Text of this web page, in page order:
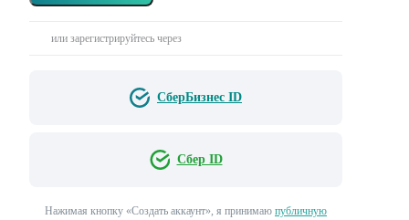
или зарегистрируйтесь через
СберБизнес ID
Сбер ID
Нажимая кнопку «‎Создать аккаунт»‎, я принимаю публичную